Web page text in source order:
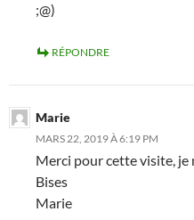
;@)
RÉPONDRE
Marie
MARS 22, 2019 À 6:19 PM
Merci pour cette visite, je
Bises
Marie